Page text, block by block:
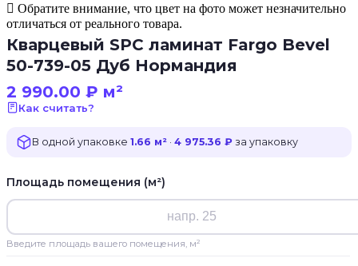
Обратите внимание, что цвет на фото может незначительно
отличаться от реального товара.
Кварцевый SPC ламинат Fargo Bevel
50-739-05 Дуб Нормандия
2 990.00 ₽ м²
Как считать?
В одной упаковке 1.66 м² · 4 975.36 ₽ за упаковку
Площадь помещения (м²)
Введите площадь вашего помещения, м²